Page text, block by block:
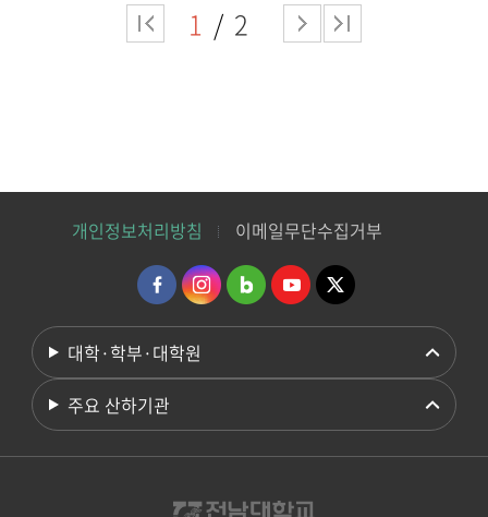
1 2
개인정보처리방침 이메일무단수집거부
대학·학부·대학원
주요 산하기관